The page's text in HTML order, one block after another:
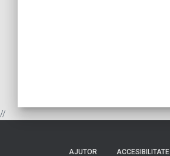
//
AJUTOR ACCESIBILITATE